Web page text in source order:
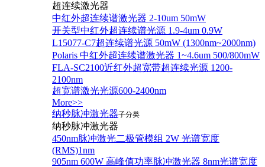
超连续激光器
中红外超连续谱激光器 2-10um 50mW
开关型中红外超连续谱光源 1.9-4um 0.9W
L15077-C7超连续谱光源 50mW (1300nm~2000nm)
Polaris 中红外超连续谱激光器 1~4.6um 500/800mW
FLA-SC2100近红外超宽带超连续光源 1200-
2100nm
超宽谱激光光源600-2400nm
More>>
纳秒脉冲激光器子分类
纳秒脉冲激光器
450nm脉冲激光二极管模组 2W 光谱宽度
(RMS)1nm
905nm 600W 高峰值功率脉冲激光器 8nm光谱宽度